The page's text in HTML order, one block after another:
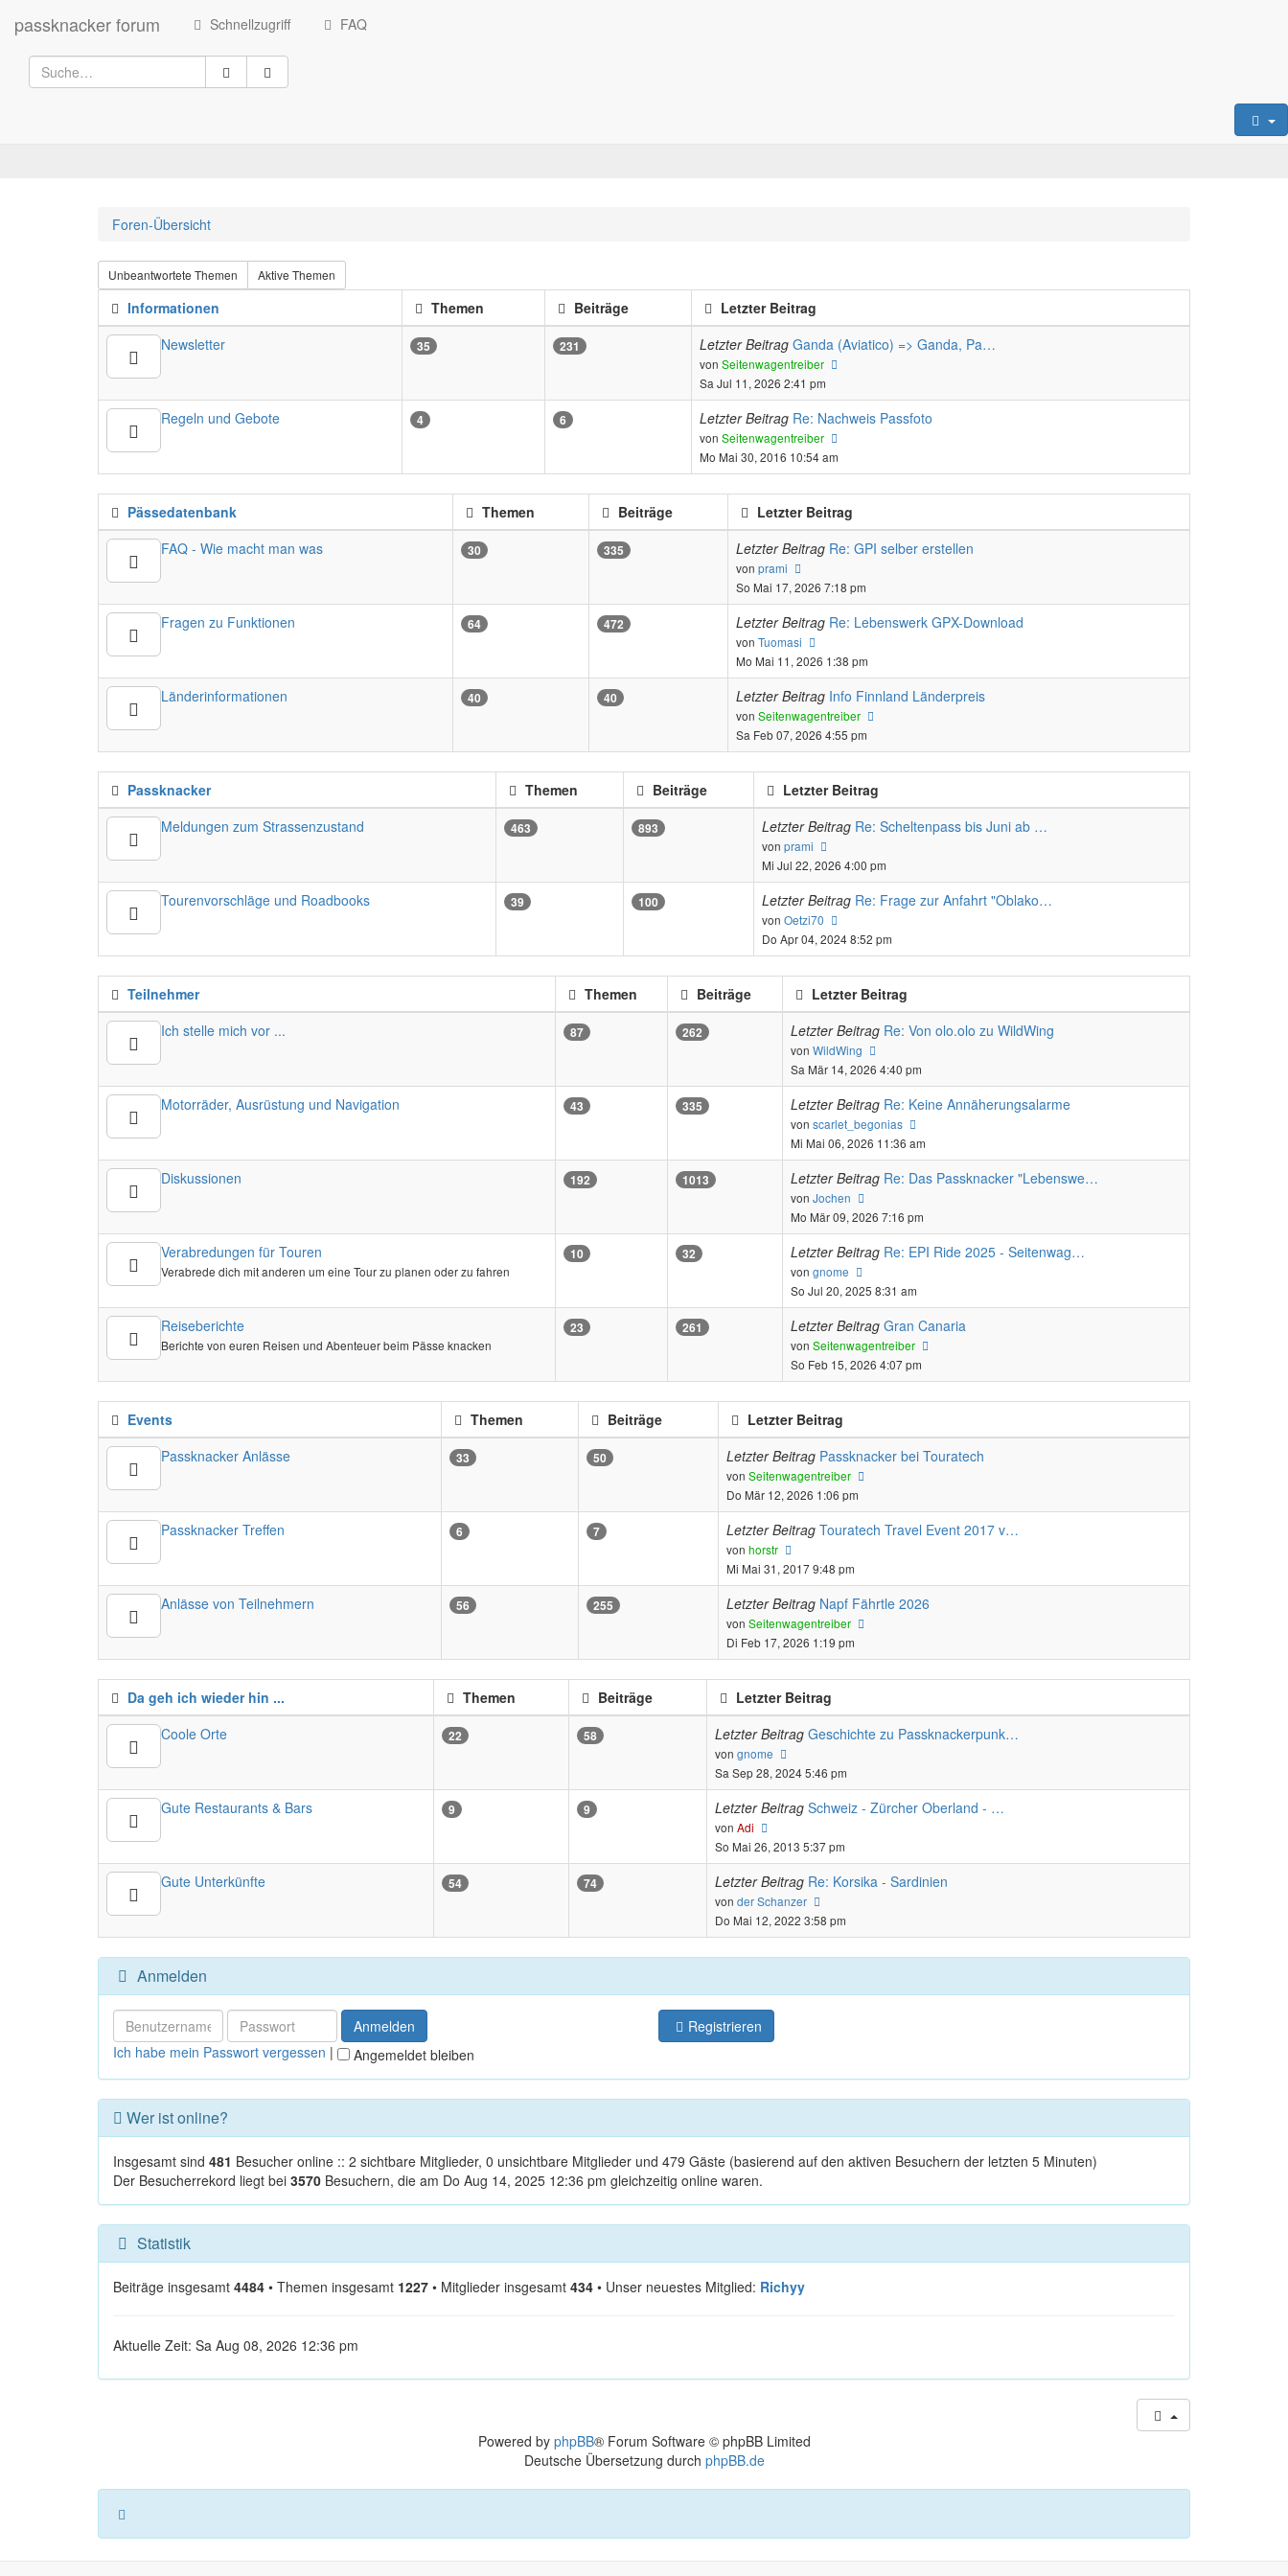
passknacker forum Schnellzugriff FAQ
Foren-Übersicht
Unbeantwortete Themen Aktive Themen
Informationen Themen Beiträge
Letzter Beitrag
Newsletter
35 231 Letzter Beitrag Ganda (Aviatico) => Ganda, Pa…
von Seitenwagentreiber
Sa Jul 11, 2026 2:41 pm
Regeln und Gebote 4 6 Letzter Beitrag Re: Nachweis Passfoto
von Seitenwagentreiber
Mo Mai 30, 2016 10:54 am
Pässedatenbank Themen Beiträge
Letzter Beitrag
FAQ - Wie macht man was
30 335 Letzter Beitrag Re: GPI selber erstellen
von prami
Beitrag
So Mai 17, 2026 7:18 pm
Fragen zu Funktionen 64 472 Letzter Beitrag Re: Lebenswerk GPX-Download
von Tuomasi
Beitrag
Mo Mai 11, 2026 1:38 pm
Länderinformationen 40 40 Letzter Beitrag Info Finnland Länderpreis
von Seitenwagentreiber
Sa Feb 07, 2026 4:55 pm
Passknacker Themen Beiträge
Letzter Beitrag
Meldungen zum Strassenzustand
463 893 Letzter Beitrag Re: Scheltenpass bis Juni ab …
von prami
Beitrag
Mi Jul 22, 2026 4:00 pm
Tourenvorschläge und Roadbooks 39 100 Letzter Beitrag Re: Frage zur Anfahrt "Oblako…
von Oetzi70
Beitrag
Do Apr 04, 2024 8:52 pm
Teilnehmer Themen Beiträge
Letzter Beitrag
Ich stelle mich vor ...
87 262 Letzter Beitrag Re: Von olo.olo zu WildWing
von WildWing
Beitrag
Sa Mär 14, 2026 4:40 pm
Motorräder, Ausrüstung und Navigation 43 335 Letzter Beitrag Re: Keine Annäherungsalarme
von scarlet_begonias
Mi Mai 06, 2026 11:36 am
Diskussionen 192 1013 Letzter Beitrag Re: Das Passknacker "Lebenswe…
von Jochen
Beitrag
Mo Mär 09, 2026 7:16 pm
Verabredungen für Touren
Verabrede dich mit anderen um eine Tour zu planen oder zu fahren
10 32 Letzter Beitrag Re: EPI Ride 2025 - Seitenwag…
von gnome
Beitrag
So Jul 20, 2025 8:31 am
Reiseberichte
Berichte von euren Reisen und Abenteuer beim Pässe knacken
23 261 Letzter Beitrag Gran Canaria
von Seitenwagentreiber
So Feb 15, 2026 4:07 pm
Events Themen Beiträge
Letzter Beitrag
Passknacker Anlässe
33 50 Letzter Beitrag Passknacker bei Touratech
von Seitenwagentreiber
Do Mär 12, 2026 1:06 pm
Passknacker Treffen 6 7 Letzter Beitrag Touratech Travel Event 2017 v…
von horstr
Beitrag
Mi Mai 31, 2017 9:48 pm
Anlässe von Teilnehmern 56 255 Letzter Beitrag Napf Fährtle 2026
von Seitenwagentreiber
Di Feb 17, 2026 1:19 pm
Da geh ich wieder hin ... Themen Beiträge
Letzter Beitrag
Coole Orte
22 58 Letzter Beitrag Geschichte zu Passknackerpunk…
von gnome
Beitrag
Sa Sep 28, 2024 5:46 pm
Gute Restaurants & Bars 9 9 Letzter Beitrag Schweiz - Zürcher Oberland - …
von Adi
Beitrag
So Mai 26, 2013 5:37 pm
Gute Unterkünfte 54 74 Letzter Beitrag Re: Korsika - Sardinien
von der Schanzer
Beitrag
Do Mai 12, 2022 3:58 pm
Anmelden
Ich habe mein Passwort vergessen | Angemeldet bleiben
Registrieren
Wer ist online?
Insgesamt sind 481 Besucher online :: 2 sichtbare Mitglieder, 0 unsichtbare Mitglieder und 479 Gäste (basierend auf den aktiven Besuchern der letzten 5 Minuten)
Der Besucherrekord liegt bei 3570 Besuchern, die am Do Aug 14, 2025 12:36 pm gleichzeitig online waren.
Statistik
Beiträge insgesamt 4484 • Themen insgesamt 1227 • Mitglieder insgesamt 434 • Unser neuestes Mitglied: Richyy
Aktuelle Zeit: Sa Aug 08, 2026 12:36 pm
Powered by phpBB® Forum Software © phpBB Limited
Deutsche Übersetzung durch phpBB.de